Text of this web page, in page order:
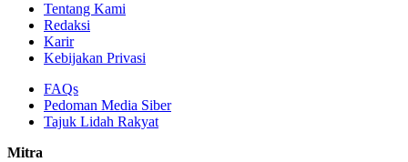
Tentang Kami
Redaksi
Karir
Kebijakan Privasi
FAQs
Pedoman Media Siber
Tajuk Lidah Rakyat
Mitra